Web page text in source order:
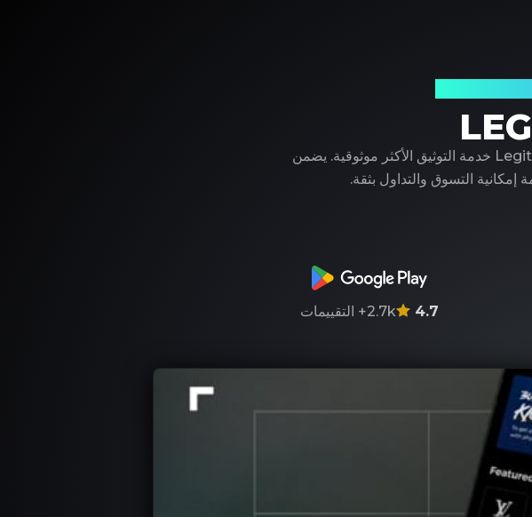
سواء كنت تشتري أو تبيع منتجات فاخرة مستعملة، يوفر لك LegitApp خدمة التوثيق الأكثر موثوقية. يضمن
إمكانية التسوق والتداول بثقة.
4.7
2.7k+ التقييمات